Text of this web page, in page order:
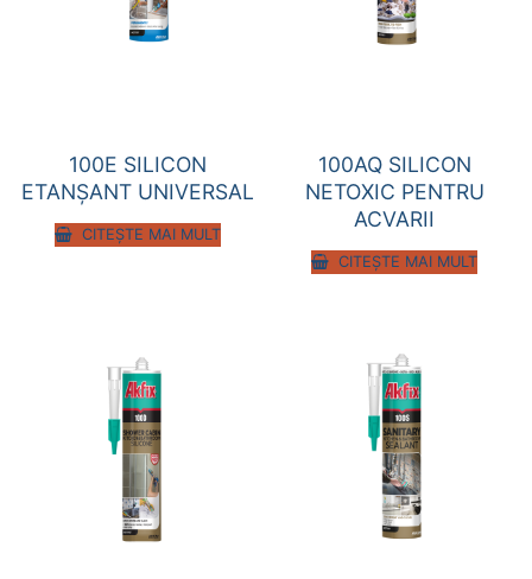
100E SILICON
ETANŞANT UNIVERSAL
CITEȘTE MAI MULT
100AQ SILICON
NETOXIC PENTRU
ACVARII
CITEȘTE MAI MULT